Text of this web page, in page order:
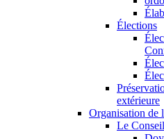
Élections
extérieure
Organisation de
Le